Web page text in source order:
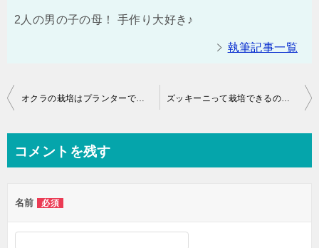
2人の男の子の母！ 手作り大好き♪
執筆記事一覧
投
ビ
ー
シ
オクラの栽培はプランターでできる？初心者でも大丈夫？ ズッキーニって栽培できるの？方法は？
コメントを残す
名前 必須